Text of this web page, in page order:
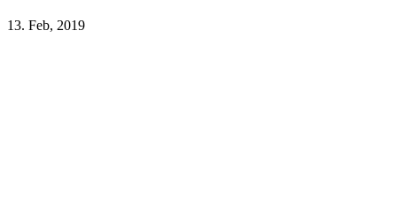
13. Feb, 2019